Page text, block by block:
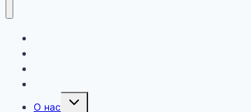
О нас
Переключить